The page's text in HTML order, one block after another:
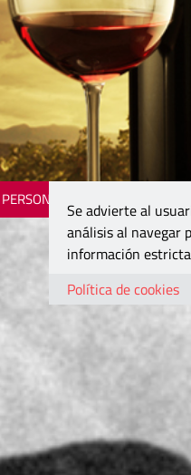
PERSONAJES
Se advierte al
análisis al navegar
información
Política de cookies